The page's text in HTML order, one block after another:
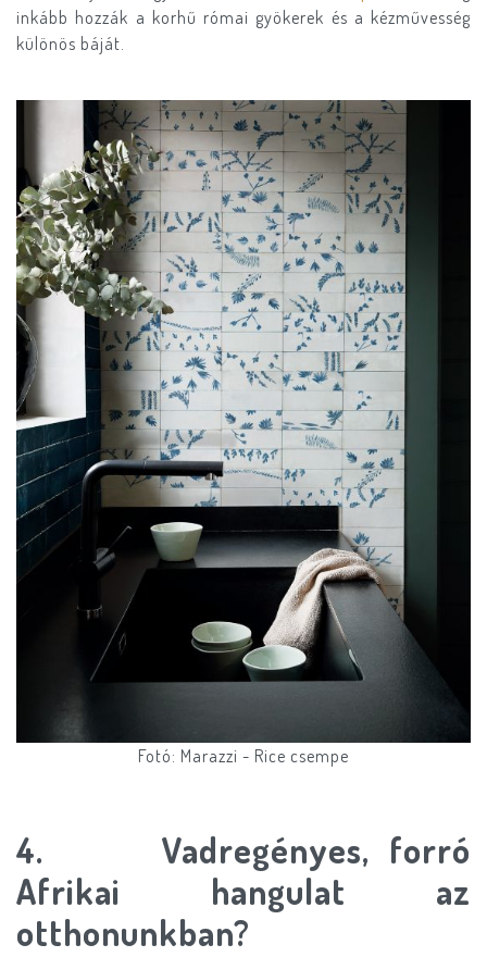
inkább hozzák a korhű római gyökerek és a kézművesség
különös báját.
Fotó: Marazzi - Rice csempe
4. Vadregényes, forró
Afrikai hangulat az
otthonunkban?